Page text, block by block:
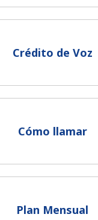
en este sitio web,
Crédito de Voz
Cómo llamar
Plan Mensual